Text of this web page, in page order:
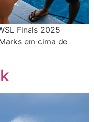
Finals 2025
em cima de